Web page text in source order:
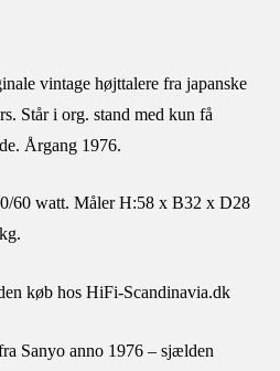
vintage højttalere fra japanske
Står i org. stand med kun få
Årgang 1976.
60 watt. Måler H:58 x B32 x D28
køb hos HiFi-Scandinavia.dk
Sanyo anno 1976 – sjælden